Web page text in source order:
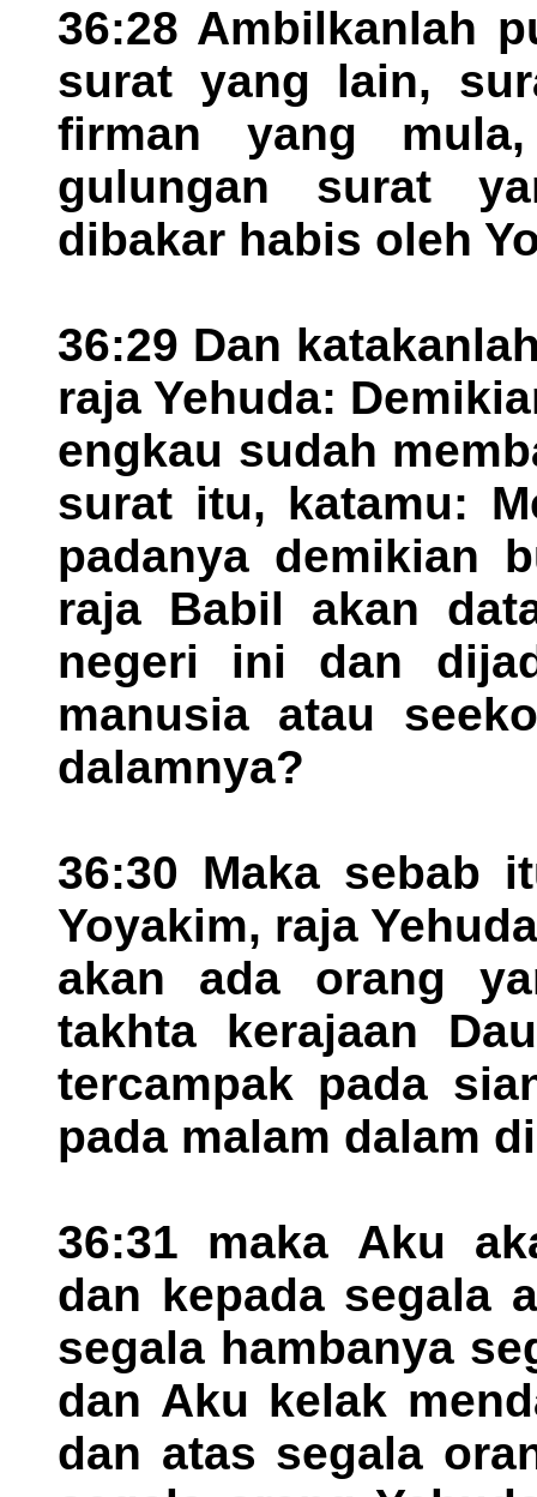
36:28 Ambilkanlah
surat yang lain,
firman yang
gulungan surat
dibakar habis oleh
36:29 Dan
raja Yehuda:
engkau sudah
surat itu, katamu:
padanya demikian
raja Babil akan
negeri ini dan
manusia atau
dalamnya?
36:30 Maka sebab
Yoyakim, raja
akan ada orang
takhta kerajaan
tercampak pada
pada malam dalam
36:31 maka Aku
dan kepada segala
segala hambanya
dan Aku kelak
dan atas segala